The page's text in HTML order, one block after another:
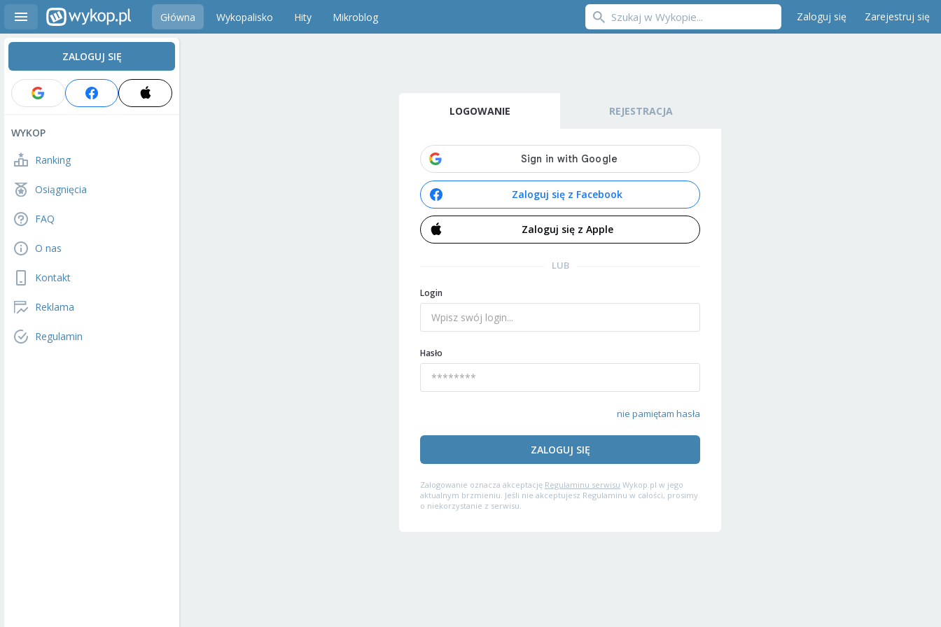
Główna Wykopalisko Hity Mikroblog Zaloguj się Zarejestruj się
ZALOGUJ SIĘ
WYKOP
Ranking
Osiągnięcia
FAQ
O nas
Kontakt
Reklama
Regulamin
LOGOWANIE REJESTRACJA
Zaloguj się z Facebook
Zaloguj się z Apple
LUB
Login
Hasło
nie pamiętam hasła
ZALOGUJ SIĘ
Zalogowanie oznacza akceptację Regulaminu serwisu Wykop.pl w jego
aktualnym brzmieniu. Jeśli nie akceptujesz Regulaminu w całości, prosimy
o niekorzystanie z serwisu.